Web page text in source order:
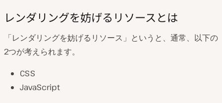
レンダリングを妨げるリソースとは
「レンダリングを妨げるリソース」というと、通常、以下の
2つが考えられます。
CSS
JavaScript